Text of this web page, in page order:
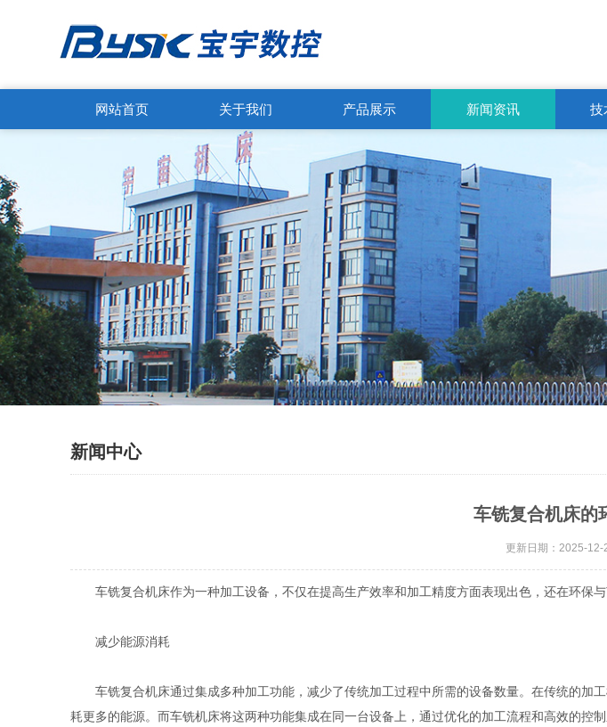
网站首页 关于我们 产品展示 新闻资讯 技
新闻中心
车铣复合机床的
更新日期：2025-12-
车铣复合机床作为一种加工设备，不仅在提高生产效率和加工精度方面表现出色，还在环保与
减少能源消耗
车铣复合机床通过集成多种加工功能，减少了传统加工过程中所需的设备数量。在传统的加
耗更多的能源。而车铣机床将这两种功能集成在同一台设备上，通过优化的加工流程和高效的控